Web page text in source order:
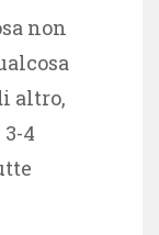
non
altro,
4